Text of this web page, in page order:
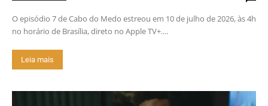
O episódio 7 de Cabo do Medo estreou em 10 de julho de 2026, às 4h
no horário de Brasília, direto no Apple TV+....
Leia mais